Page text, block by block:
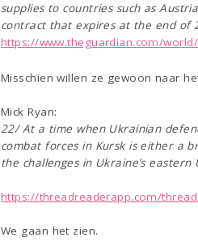
supplies to countries such as
contract that expires at the end of
https://www.theguardian.com/
Misschien willen ze gewoon naar
Mick Ryan:
22/ At a time when Ukrainian
combat forces in Kursk is either a
the challenges in Ukraine’s
https://threadreaderapp.com/
We gaan het zien.